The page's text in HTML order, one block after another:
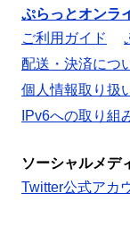
ぷらっとオンラ
ご利用ガイド
配送・決済につ
個人情報取り扱
IPv6への取り組
ソーシャルメデ
Twitter公式アカ